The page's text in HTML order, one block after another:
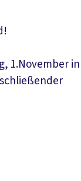
1.November in